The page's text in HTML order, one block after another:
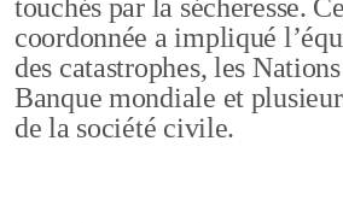
touchés par la sécheresse.
coordonnée a impliqué
des catastrophes, les
Banque mondiale et
de la société civile.